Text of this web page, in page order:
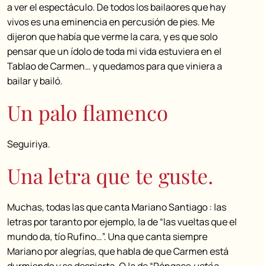
a ver el espectáculo. De todos los bailaores que hay
vivos es una eminencia en percusión de pies. Me
dijeron que había que verme la cara, y es que solo
pensar que un ídolo de toda mi vida estuviera en el
Tablao de Carmen… y quedamos para que viniera a
bailar y bailó.
Un palo flamenco
Seguiriya.
Una letra que te guste.
Muchas, todas las que canta Mariano Santiago : las
letras por taranto por ejemplo, la de “las vueltas que el
mundo da, tío Rufino…”. Una que canta siempre
Mariano por alegrías, que habla de que Carmen está